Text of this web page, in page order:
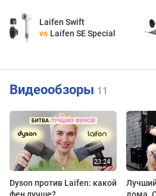
Laifen Swift
vs Laifen SE Special
Видеообзоры 11
Dyson против Laifen: какой
фен лучше?
дома.